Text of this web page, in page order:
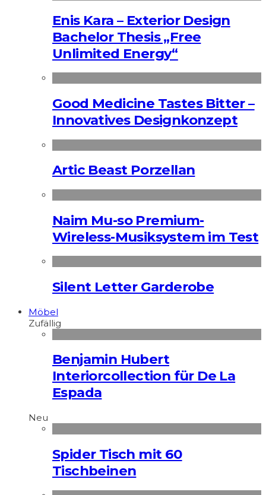
Enis Kara – Exterior Design
Bachelor Thesis „Free
Unlimited Energy“
Good Medicine Tastes Bitter –
Innovatives Designkonzept
Artic Beast Porzellan
Naim Mu-so Premium-
Wireless-Musiksystem im Test
Silent Letter Garderobe
Möbel
Zufällig
Benjamin Hubert
Interiorcollection für De La
Espada
Neu
Spider Tisch mit 60
Tischbeinen